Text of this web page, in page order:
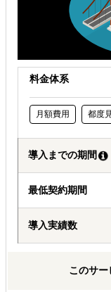
料金体系
月額費用 都度
導入までの期間
最低契約期間
導入実績数
このサ